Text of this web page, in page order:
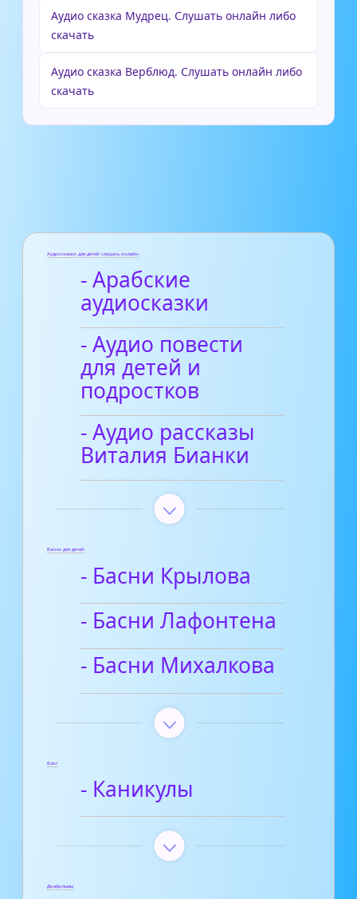
Аудио сказка Мудрец. Слушать онлайн либо
скачать
Аудио сказка Верблюд. Слушать онлайн либо
скачать
Аудиосказки для детей слушать онлайн
- Арабские
аудиосказки
- Аудио повести
для детей и
подростков
- Аудио рассказы
Виталия Бианки
Басни для детей
- Басни Крылова
- Басни Лафонтена
- Басни Михалкова
Блог
- Каникулы
Диафильмы